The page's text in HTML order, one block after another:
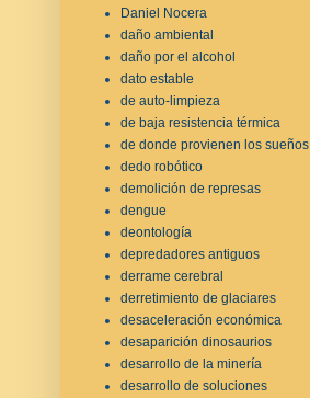
Daniel Nocera
daño ambiental
daño por el alcohol
dato estable
de auto-limpieza
de baja resistencia térmica
de donde provienen los sueños
dedo robótico
demolición de represas
dengue
deontología
depredadores antiguos
derrame cerebral
derretimiento de glaciares
desaceleración económica
desaparición dinosaurios
desarrollo de la minería
desarrollo de soluciones